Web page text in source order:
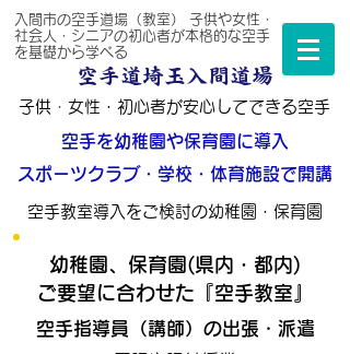
入間市の空手道場（教室） 子供や女性・
社会人・シニアの初心者が本格的な空手
を基礎から学べる
空手道埼玉入間道場
子供 ・ 女性・ 初心者が安心してできる空手
空手を幼稚園や保育園に導入
スポーツクラブ・学校・体育施設で開講
空手教室導入をご検討の幼稚園・保育園
幼稚園、保育園(県内・都内)
ご要望に合わせた『空手教室』
空手指導員（講師）の出張・派遣